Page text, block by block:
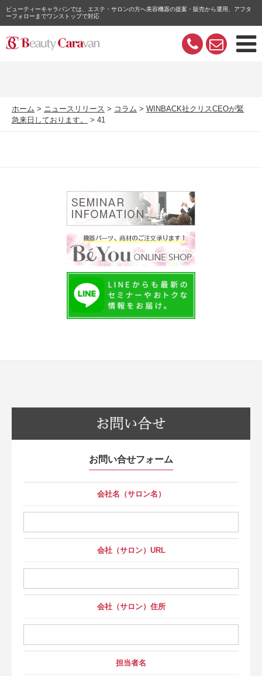
ビューティーキャラバンでは、エステ・サロンの方へ美容機器の提案・販売から運用、アフタ
ーフォローまでワンストップで対応
ホーム ニュースリリース コラム
WINBACK社クリスCEOが緊
急来日しております。
41
お問い合せフォーム
会社名（サロン名）
会社（サロン）URL
会社（サロン）住所
担当者名